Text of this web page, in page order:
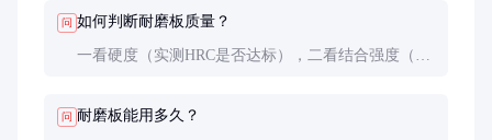
问 如何判断耐磨板质量？
一看硬度（实测HRC是否达标），二看结合强度（可
问 耐磨板能用多久？